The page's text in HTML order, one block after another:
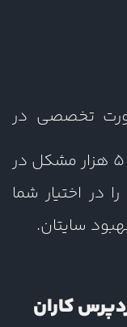
به صورت تخصصی در
وردپرس ما در پوینا با حل بیش از 5 هزار مشکل در
در اختیار شما
سایتان.
کاران